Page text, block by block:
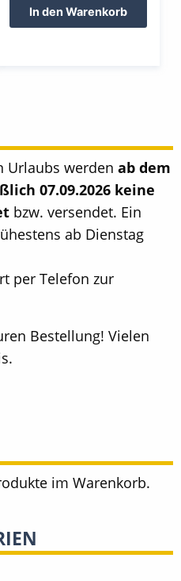
In den Warenkorb
Urlaubs werden ab dem
07.09.2026 keine
bzw. versendet. Ein
ab Dienstag
per Telefon zur
Bestellung! Vielen
im Warenkorb.